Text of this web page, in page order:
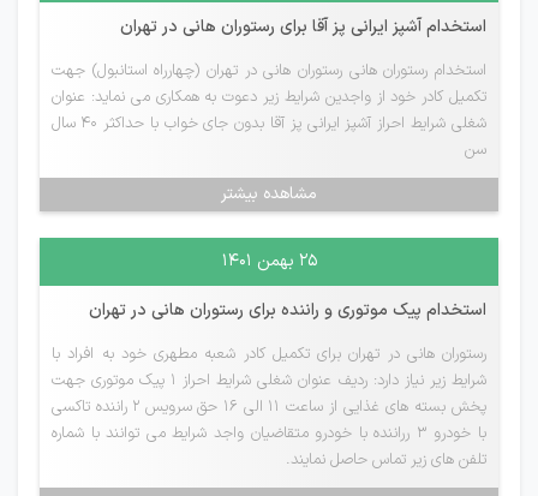
استخدام آشپز ایرانی پز آقا برای رستوران هانی در تهران
استخدام رستوران هانی رستوران هانی در تهران (چهارراه استانبول) جهت
تکمیل کادر خود از واجدین شرایط زیر دعوت به همکاری می نماید: عنوان
شغلی شرایط احراز آشپز ایرانی پز آقا بدون جای خواب با حداکثر 40 سال
سن
مشاهده بیشتر
۲۵ بهمن ۱۴۰۱
استخدام پیک موتوری و راننده برای رستوران هانی در تهران
رستوران هانی در تهران برای تکمیل کادر شعبه مطهری خود به افراد با
شرایط زیر نیاز دارد: ردیف عنوان شغلی شرایط احراز 1 پیک موتوری جهت
پخش بسته های غذایی از ساعت 11 الی 16 حق سرویس 2 راننده تاکسی
با خودرو 3 رراننده با خودرو متقاضیان واجد شرایط می توانند با شماره
تلفن های زیر تماس حاصل نمایند.